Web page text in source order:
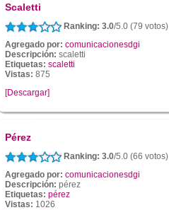
Scaletti
Ranking: 3.0/5.0 (79 votos)
Agregado por: comunicacionesdgi
Descripción: scaletti
Etiquetas: scaletti
Vistas: 875
[Descargar]
Pérez
Ranking: 3.0/5.0 (66 votos)
Agregado por: comunicacionesdgi
Descripción: pérez
Etiquetas: pérez
Vistas: 1026